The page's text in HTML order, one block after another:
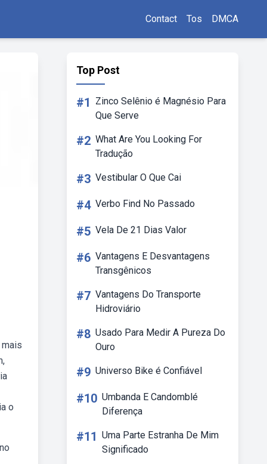
Contact Tos DMCA
o
Top Post
#1
Zinco Selênio é Magnésio Para
Que Serve
#2 What Are You Looking For
Tradução
#3 Vestibular O Que Cai
#4 Verbo Find No Passado
#5 Vela De 21 Dias Valor
#6 Vantagens E Desvantagens
Transgênicos
#7 Vantagens Do Transporte
Hidroviário
#8 Usado Para Medir A Pureza Do
Ouro
#9 Universo Bike é Confiável
#10 Umbanda E Candomblé
Diferença
#11 Uma Parte Estranha De Mim
Significado